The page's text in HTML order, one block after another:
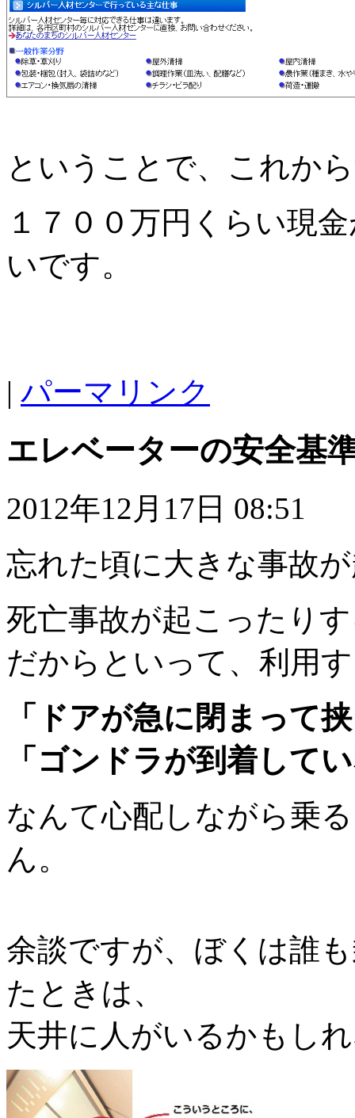
ということで、これか
１７００万円くらい現
いです。
| パーマリンク
エレベーターの安全基
2012年12月17日 08:51
忘れた頃に大きな事故
死亡事故が起こったり
だからといって、利用
「ドアが急に閉まって
「ゴンドラが到着して
なんて心配しながら乗
ん。
余談ですが、ぼくは誰
たときは、
天井に人がいるかもし